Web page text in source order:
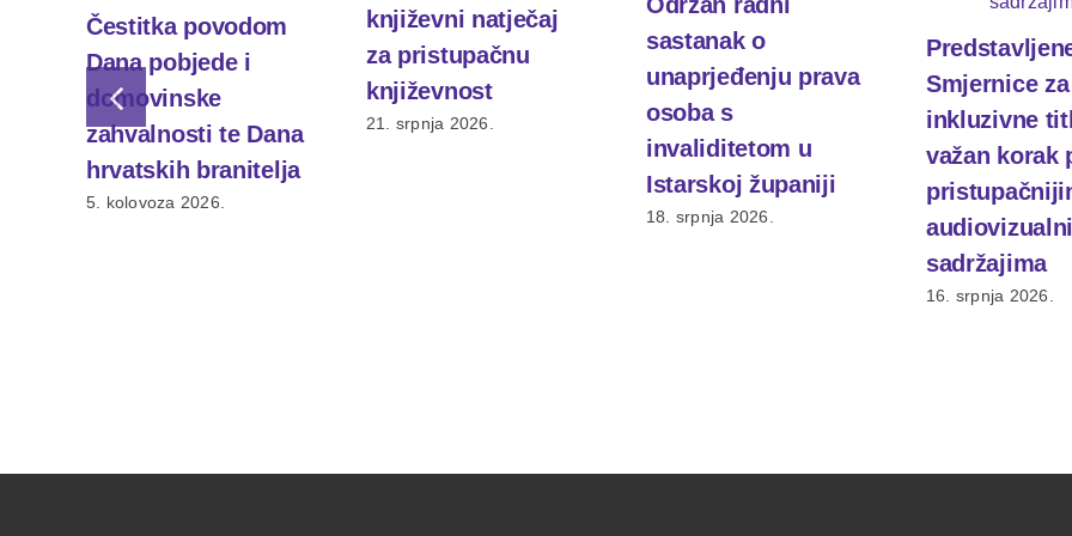
Čestitka povodom
Dana pobjede i
domovinske
zahvalnosti te Dana
hrvatskih branitelja
5. kolovoza 2026.
književni natječaj
za pristupačnu
književnost
21. srpnja 2026.
sastanak o
unaprjeđenju prava
osoba s
invaliditetom u
Istarskoj županiji
18. srpnja 2026.
Smjernice za
inkluzivne
važan korak
sadržajima
16. srpnja 2026.